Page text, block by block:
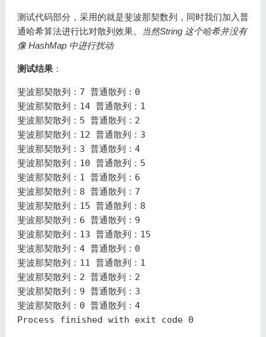
测试代码部分，采用的就是斐波那契数列，同时我们加入普
通哈希算法进行比对散列效果。
当然String 这个哈希并没有
像 HashMap 中进行扰动
测试结果：
斐波那契散列 ： 7 普通散列 ： 0
斐波那契散列 ： 14 普通散列 ： 1
斐波那契散列 ： 5 普通散列 ： 2
斐波那契散列 ： 12 普通散列 ： 3
斐波那契散列 ： 3 普通散列 ： 4
斐波那契散列 ： 10 普通散列 ： 5
斐波那契散列 ： 1 普通散列 ： 6
斐波那契散列 ： 8 普通散列 ： 7
斐波那契散列 ： 15 普通散列 ： 8
斐波那契散列 ： 6 普通散列 ： 9
斐波那契散列 ： 13 普通散列 ： 15
斐波那契散列 ： 4 普通散列 ： 0
斐波那契散列 ： 11 普通散列 ： 1
斐波那契散列 ： 2 普通散列 ： 2
斐波那契散列 ： 9 普通散列 ： 3
斐波那契散列 ： 0 普通散列 ： 4
Process
finished with exit code 0